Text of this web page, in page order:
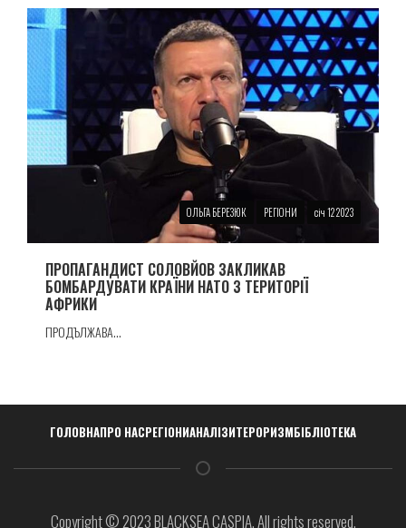
ОЛЬГА БЕРЕЗЮК РЕГІОНИ січ 12 2023
ПРОПАГАНДИСТ СОЛОВЙОВ ЗАКЛИКАВ
БОМБАРДУВАТИ КРАЇНИ НАТО З ТЕРИТОРІЇ
АФРИКИ
ПРОДЪЛЖАВА...
Навигация
ГОЛОВНАПРО НАСРЕГІОНИАНАЛІЗИТЕРОРИЗМБІБЛІОТЕКА
Copyright © 2023 BLACKSEA CASPIA. All rights reserved.